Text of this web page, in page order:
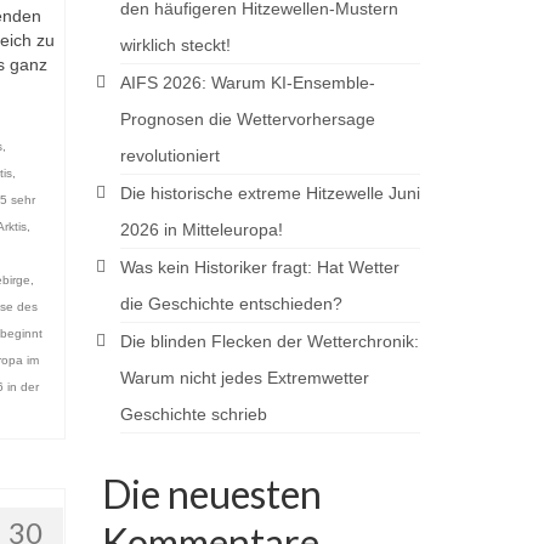
zu
ganz
,
,
sehr
,
des
im
in der
30
den häufigeren Hitzewellen-Mustern
wirklich steckt!
AIFS 2026: Warum KI-Ensemble-
Prognosen die Wettervorhersage
revolutioniert
Die historische extreme Hitzewelle Juni
2026 in Mitteleuropa!
Was kein Historiker fragt: Hat Wetter
die Geschichte entschieden?
Die blinden Flecken der Wetterchronik:
Warum nicht jedes Extremwetter
Geschichte schrieb
Die neuesten